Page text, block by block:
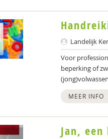
Landelijk
Voor
beperking of
MEER INFO
Jan,